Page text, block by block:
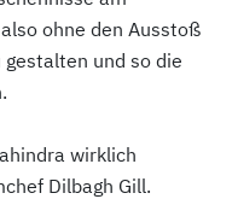
ohne den Ausstoß
gestalten und so die
wirklich
Dilbagh Gill.